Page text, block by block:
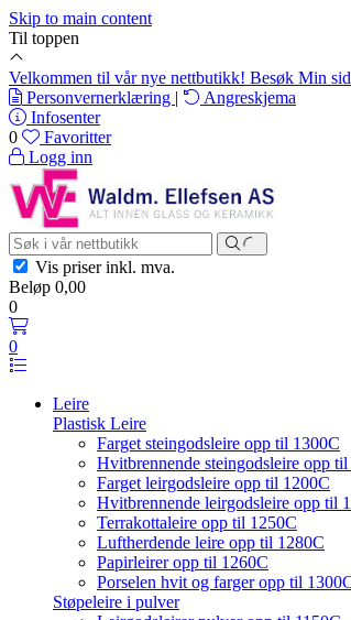
Skip to main content
Til toppen
Velkommen til vår nye nettbutikk! Besøk Min
Personvernerklæring |
Angreskjema
Infosenter
0
Favoritter
Logg inn
Vis priserinkl. mva.
Beløp 0,00
0
0
Leire
Plastisk Leire
Farget steingodsleire opp til 1300C
Hvitbrennende steingodsleire opp
Farget leirgodsleire opp til 1200C
Hvitbrennende leirgodsleire opp til
Terrakottaleire opp til 1250C
Luftherdende leire opp til 1280C
Papirleirer opp til 1260C
Porselen hvit og farger opp til
Støpeleire i pulver